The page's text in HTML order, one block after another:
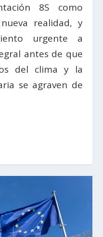
8S como
realidad, y
urgente a
antes de que
del clima y la
se agraven de